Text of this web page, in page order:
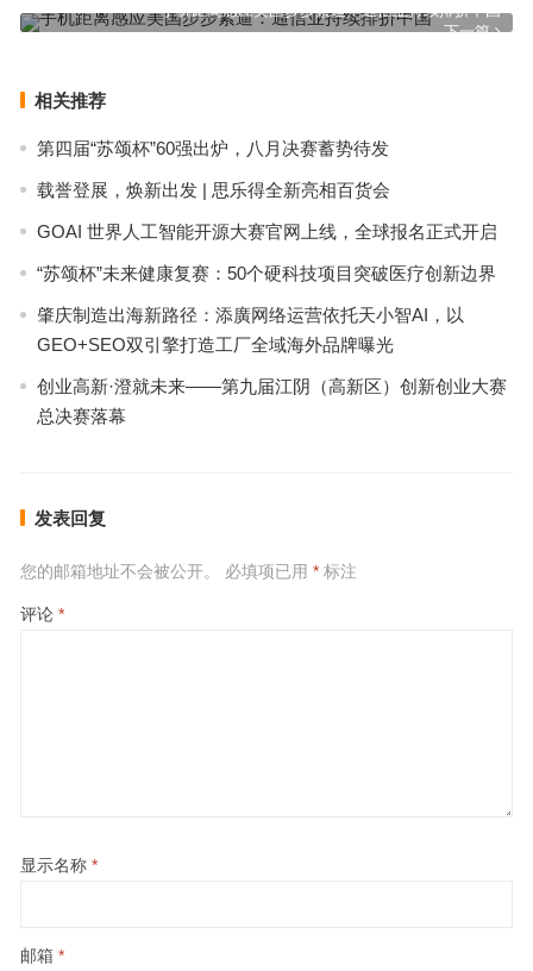
下一篇
手机距离感应美国步步紧逼：通信业持续排挤中国
相关推荐
第四届“苏颂杯”60强出炉，八月决赛蓄势待发
载誉登展，焕新出发 | 思乐得全新亮相百货会
GOAI 世界人工智能开源大赛官网上线，全球报名正式开启
“苏颂杯”未来健康复赛：50个硬科技项目突破医疗创新边界
肇庆制造出海新路径：添廣网络运营依托天小智AI，以
GEO+SEO双引擎打造工厂全域海外品牌曝光
创业高新·澄就未来——第九届江阴（高新区）创新创业大赛
总决赛落幕
发表回复
您的邮箱地址不会被公开。 必填项已用 *标注
评论 *
显示名称 *
邮箱 *